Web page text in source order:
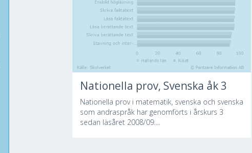
Nationella prov, Svenska åk 3
Nationella prov i matematik, svenska och svenska
som andraspråk har genomförts i årskurs 3
sedan läsåret 2008/09....